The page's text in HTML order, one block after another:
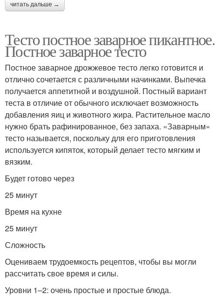
читать дальше →
Тесто постное заварное пикантное.
Постное заварное тесто
Постное заварное дрожжевое тесто легко готовится и
отлично сочетается с различными начинками. Выпечка
получается аппетитной и воздушной. Постный вариант
теста в отличие от обычного исключает возможность
добавления яиц и животного жира. Растительное масло
нужно брать рафинированное, без запаха. «Заварным»
тесто называется, поскольку для его приготовления
используется кипяток, который делает тесто мягким и
вязким.
Будет готово через
25 минут
Время на кухне
25 минут
Сложность
Оцениваем трудоемкость рецептов, чтобы вы могли
рассчитать свое время и силы.
Уровни 1–2: очень простые и простые блюда.